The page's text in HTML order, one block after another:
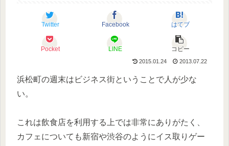
Twitter Facebook はてブ
Pocket LINE コピー
2015.01.24 2013.07.22
浜松町の週末はビジネス街ということで人が少な
い。
これは飲食店を利用する上では非常にありがたく、
カフェについても新宿や渋谷のようにイス取りゲー